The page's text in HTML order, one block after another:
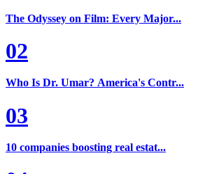
The Odyssey on Film: Every Major...
02
Who Is Dr. Umar? America's Contr...
03
10 companies boosting real estat...